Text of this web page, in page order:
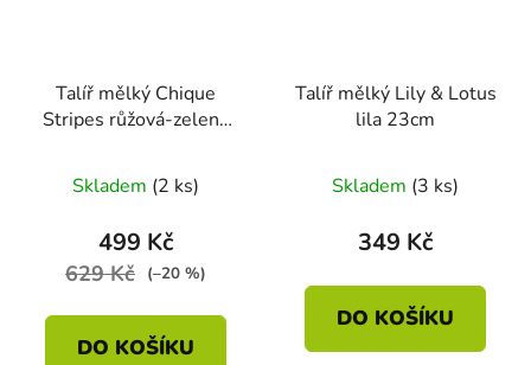
Talíř mělký Chique
Stripes růžová-zelená
Skladem (2 ks)
499 Kč
629 Kč (–20 %)
DO KOŠÍKU
Talíř mělký Lily & Lotus
lila 23cm
hodnocení
produktu
5,0
z
5
Skladem (3 ks)
349 Kč
DO KOŠÍKU